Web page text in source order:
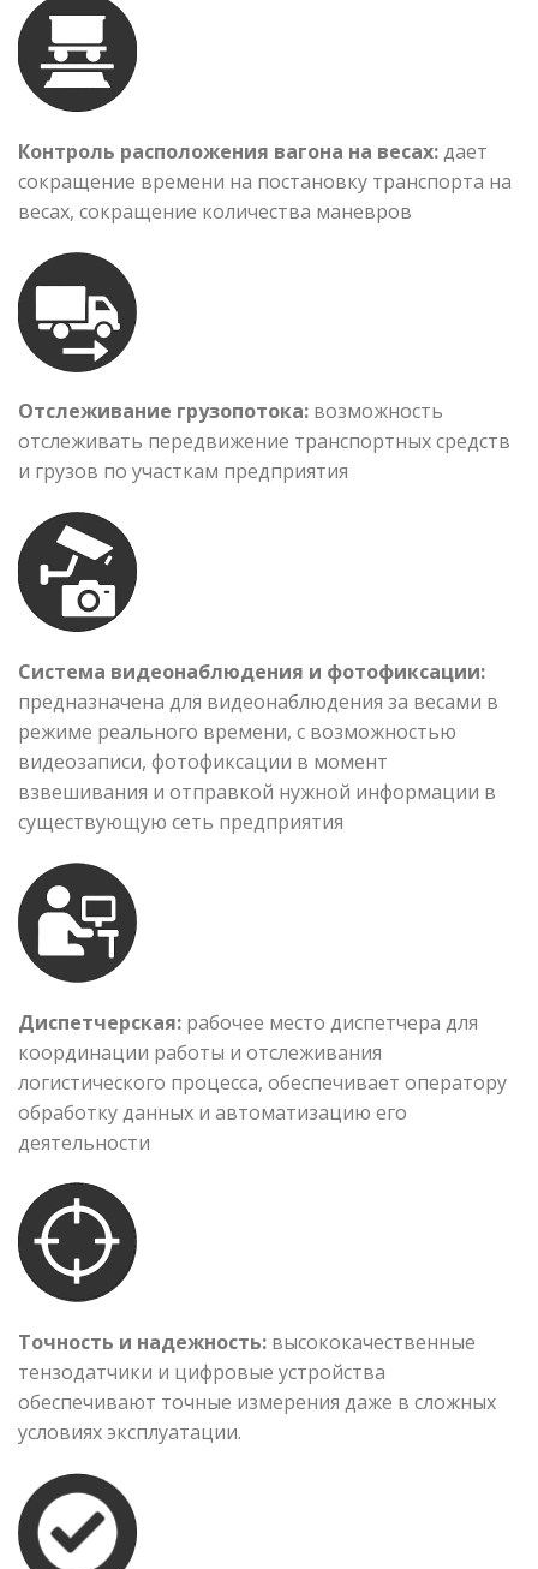
Контроль расположения вагона на весах:дает
сокращение времени на постановку транспорта на
весах, сокращение количества маневров
Отслеживание грузопотока: возможность
отслеживать передвижение транспортных средств
и грузов по участкам предприятия
Система видеонаблюдения и фотофиксации:
предназначена для видеонаблюдения за весами в
режиме реального времени, с возможностью
видеозаписи, фотофиксации в момент
взвешивания и отправкой нужной информации в
существующую сеть предприятия
Диспетчерская: рабочее место диспетчера для
координации работы и отслеживания
логистического процесса, обеспечивает оператору
обработку данных и автоматизацию его
деятельности
Точность и надежность: высококачественные
тензодатчики и цифровые устройства
обеспечивают точные измерения даже в сложных
условиях эксплуатации.